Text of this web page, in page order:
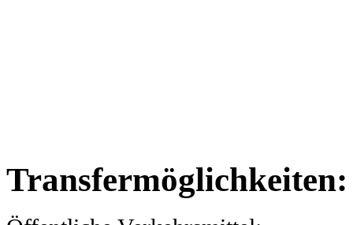
Transfermöglichkeiten: